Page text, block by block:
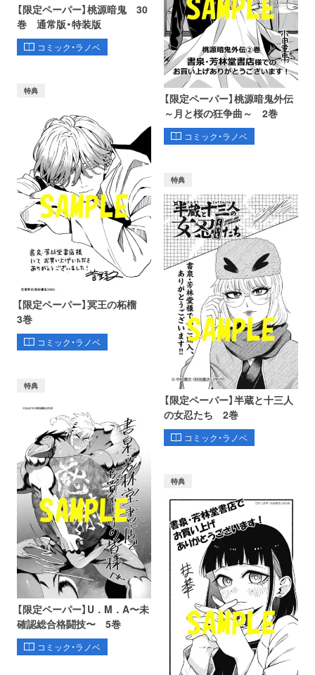
【限定ペーパー】桃源暗鬼 30
巻 通常版・特装版
コミック・ラノベ
【限定ペーパー】桃源暗鬼外伝
～月と桜の狂争曲～ 2巻
コミック・ラノベ
特典
【限定ペーパー】冥王の柘榴
3巻
コミック・ラノベ
特典
【限定ペーパー】半蔵と十三人
の女忍たち 2巻
コミック・ラノベ
特典
【限定ペーパー】U．M．A〜未
確認総合格闘技〜 5巻
コミック・ラノベ
特典